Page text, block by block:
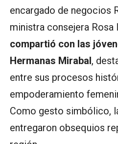
encargado de negocios
ministra consejera Rosa
compartió con las
Hermanas Mirabal,
entre sus procesos
empoderamiento
Como gesto simbólico,
entregaron obsequios